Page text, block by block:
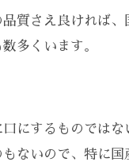
質さえ良ければ、
多くいます。
にするものではな
もないので、特に